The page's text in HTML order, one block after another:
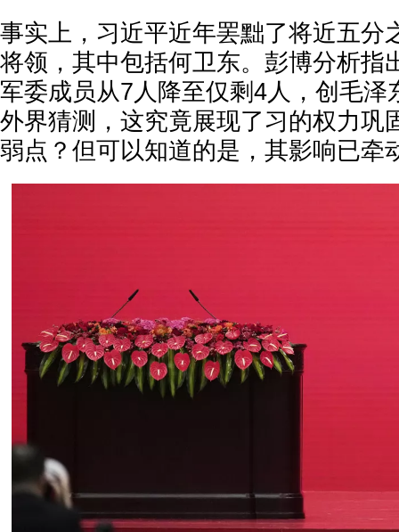
事实上，习近平近年罢黜了将近五分
将领，其中包括何卫东。彭博分析指
军委成员从7人降至仅剩4人，创毛泽
外界猜测，这究竟展现了习的权力巩
弱点？但可以知道的是，其影响已牵